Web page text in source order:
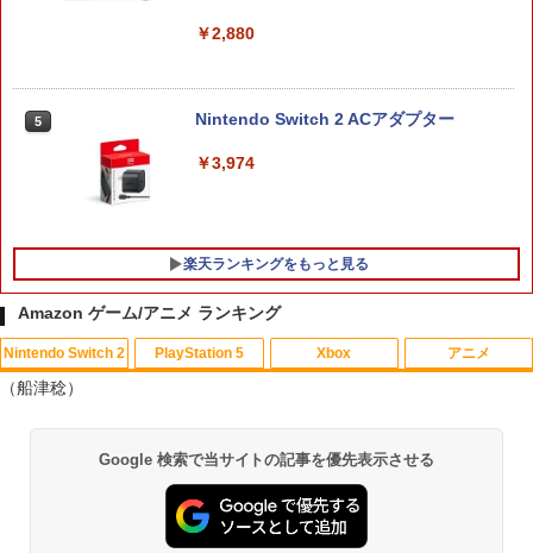
￥2,880
5 Nintendo Switch 2 ACアダプター
￥3,974
楽天ランキングをもっと見る
1
鬼エイム 指サック ゲーム スマホ ゲーミ
個入り
1
劇場版「鬼滅の刃」無限城編 第一章 猗
￥3,960
【中古】【開封品】青春ブタ野郎はサン
Amazon ゲーム/アニメ ランキング
Nintendo Switch 2
スプラトゥーン レイダース|オンライン
コード版
￥5,832
PlayStation 5
PlayStation 5 デジタル・エディション
日本語専用 Console Language: Japan
ese only (CFI-2200B01)
￥55,000
Xbox
【純正品】Xbox ワイヤレス コントロー
ラー + USB-C® ケーブル
￥8,300
アニメ
劇場版「鬼滅の刃」無限城編 第一章 猗
窩座再来 通常版 [Blu-ray]
￥3,982
（船津稔）
Google 検索で当サイトの記事を優先表示させる